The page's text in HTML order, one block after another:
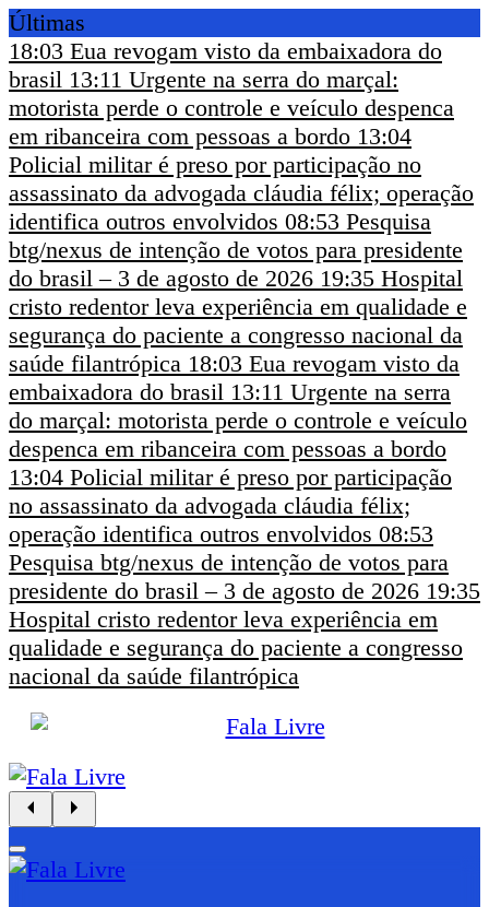
Últimas
18:03 Eua revogam visto da embaixadora do
brasil 13:11 Urgente na serra do marçal:
motorista perde o controle e veículo despenca
em ribanceira com pessoas a bordo 13:04
Policial militar é preso por participação no
assassinato da advogada cláudia félix; operação
identifica outros envolvidos 08:53 Pesquisa
btg/nexus de intenção de votos para presidente
do brasil – 3 de agosto de 2026 19:35 Hospital
cristo redentor leva experiência em qualidade e
segurança do paciente a congresso nacional da
saúde filantrópica 18:03 Eua revogam visto da
embaixadora do brasil 13:11 Urgente na serra
do marçal: motorista perde o controle e veículo
despenca em ribanceira com pessoas a bordo
13:04 Policial militar é preso por participação
no assassinato da advogada cláudia félix;
operação identifica outros envolvidos 08:53
Pesquisa btg/nexus de intenção de votos para
presidente do brasil – 3 de agosto de 2026 19:35
Hospital cristo redentor leva experiência em
qualidade e segurança do paciente a congresso
nacional da saúde filantrópica